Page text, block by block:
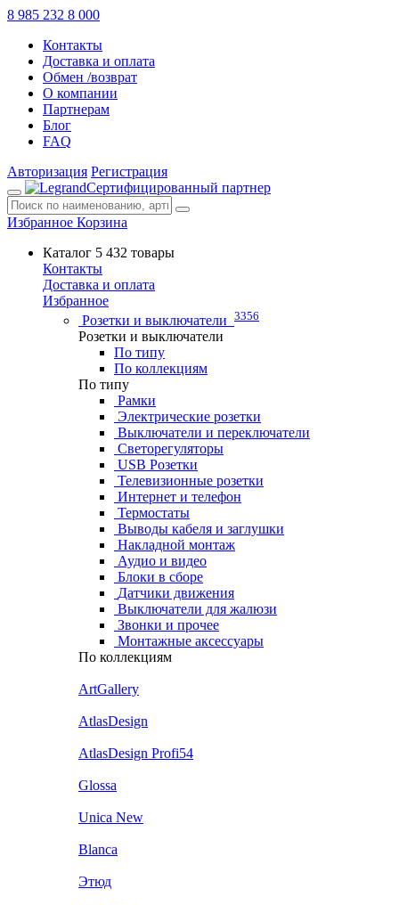
8 985 232 8 000
Контакты
Доставка и оплата
Обмен /возврат
О компании
Партнерам
Блог
FAQ
Авторизация Регистрация
Сертифицированный партнер
Избранное Корзина
Каталог 5 432 товары
Контакты
Доставка и оплата
Избранное
Розетки и выключатели 3356
Розетки и выключатели
По типу
По коллекциям
По типу
Рамки
Электрические розетки
Выключатели и переключатели
Светорегуляторы
USB Розетки
Телевизионные розетки
Интернет и телефон
Термостаты
Выводы кабеля и заглушки
Накладной монтаж
Аудио и видео
Блоки в сборе
Датчики движения
Выключатели для жалюзи
Звонки и прочее
Монтажные аксессуары
По коллекциям
ArtGallery
AtlasDesign
AtlasDesign Profi54
Glossa
Unica New
Blanca
Этюд